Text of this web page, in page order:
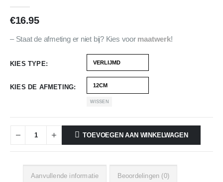
€16.95
– Staat de afmeting er niet bij? Kies voor maatwerk!
KIES TYPE
KIES DE AFMETING
WISSEN
TOEVOEGEN AAN WINKELWAGEN
Aanvullende informatie Beoordelingen (0)